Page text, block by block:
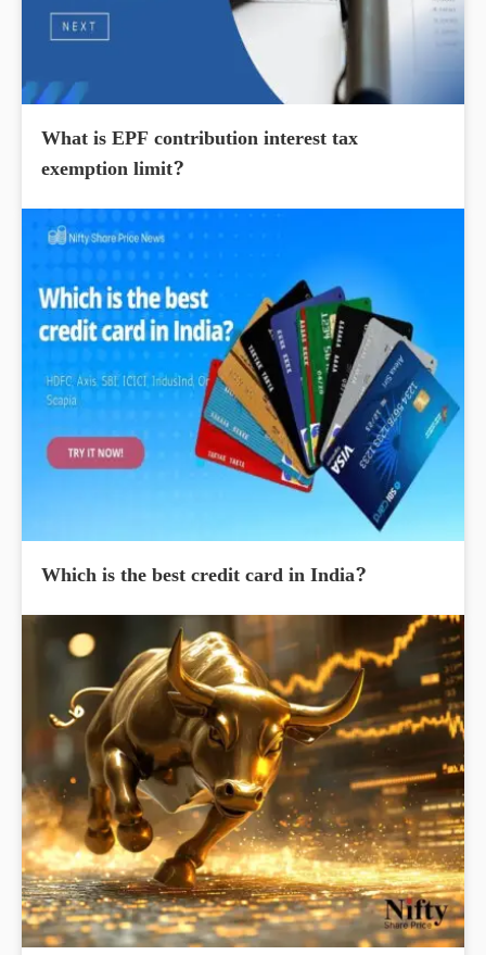
What is EPF contribution interest tax
exemption limit?
Which is the best credit card in India?